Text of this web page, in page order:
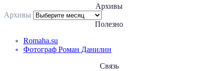
Архивы
Архивы
Полезно
Romaha.su
Фотограф Роман Данилин
Связь